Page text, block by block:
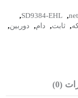
,
SD9384-EHL
,
, ثابت, دام, دوربین,
(0)